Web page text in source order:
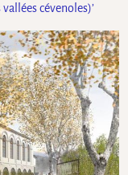
cévenoles)’